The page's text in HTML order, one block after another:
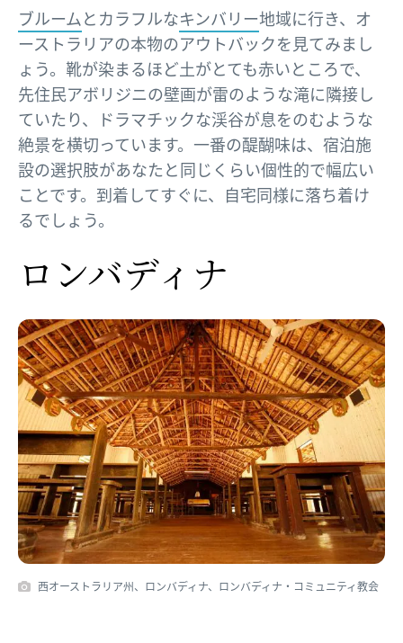
ブルームとカラフルなキンバリー地域に行き、オ
ーストラリアの本物のアウトバックを見てみまし
ょう。靴が染まるほど土がとても赤いところで、
先住民アボリジニの壁画が雷のような滝に隣接し
ていたり、ドラマチックな渓谷が息をのむような
絶景を横切っています。一番の醍醐味は、宿泊施
設の選択肢があなたと同じくらい個性的で幅広い
ことです。到着してすぐに、自宅同様に落ち着け
るでしょう。
ロンバディナ
西オーストラリア州、ロンバディナ、ロンバディナ・コミュニティ教会